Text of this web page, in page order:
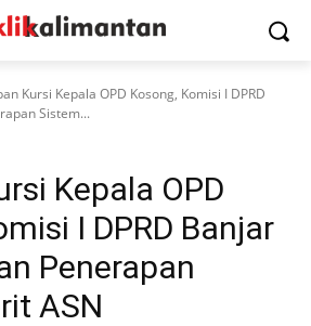
Kursi Kepala OPD Kosong, Komisi I DPRD
Sistem...
Kepala OPD
I DPRD Banjar
Penerapan
ASN